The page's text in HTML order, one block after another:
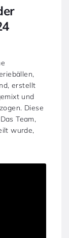
erstellt
und
Diese
Team,
wurde,